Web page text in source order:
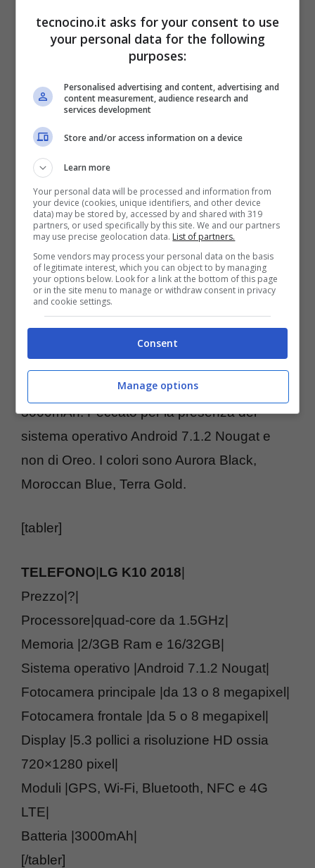
LG K10 2018, la scheda
La scheda tecnica di LG K10 2018 considera
uno schermo IPS da 5.3 pollici a risoluzione
HD, ossia 720×1280 pixel, processore quad-
core da 1.5GHz con 2 o 3GB di Ram, una
memoria interna da 16 o 32GB eMMC
espandibile via microSD massimo di ulteriori
32GB, fotocamere posteriori da 8 o 13
megapixel con flash LED e frontali da 5 o 8
megapixel. Troviamo la connessione 4G
VoLTE, Wi-Fi 802.11 b/g/n, Bluetooth 4.2,
GPS, NFC, radio FM, tecnologia singola o
dual Sim, un peso di 162 grammi, dimensioni
di 148,7 x 75,3 x 8,68 mm e una batteria da
3000mAh. Peccato per la presenza del
sistema operativo Android 7.1.2 Nougat e
non di Oreo. I colori sono Aurora Black,
Moroccan Blue, Terra Gold.
[tabler]
TELEFONO|LG K10 2018|
Prezzo|?|
Processore|quad-core da 1.5GHz|
Memoria |2/3GB Ram e 16/32GB|
Sistema operativo |Android 7.1.2 Nougat|
Fotocamera principale |da 13 o 8 megapixel|
Fotocamera frontale |da 5 o 8 megapixel|
Display |5.3 pollici a risoluzione HD ossia
720×1280 pixel|
Moduli |GPS, Wi-Fi, Bluetooth, NFC e 4G
LTE|
Batteria |3000mAh|
[/tabler]
tecnocino.it asks for your consent to use
your personal data for the following
purposes:
Personalised advertising and content, advertising and
content measurement, audience research and
services development
Store and/or access information on a device
Learn more
Your personal data will be processed and information from
your device (cookies, unique identifiers, and other device
data) may be stored by, accessed by and shared with 319
partners, or used specifically by this site. We and our partners
may use precise geolocation data. List of partners.
Some vendors may process your personal data on the basis
of legitimate interest, which you can object to by managing
your options below. Look for a link at the bottom of this page
or in the site menu to manage or withdraw consent in privacy
and cookie settings.
Consent
Manage options